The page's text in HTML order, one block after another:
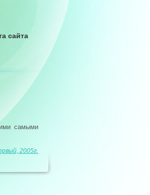
сайта
самыми
2005г.